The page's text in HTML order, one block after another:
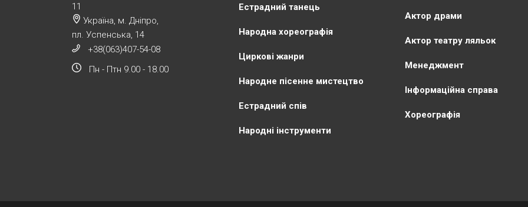
11
Україна, м. Дніпро,
пл. Успенська, 14
+38(063)407-54-08
Пн - Птн 9.00 - 18.00
Естрадний танець
Народна хореографія
Циркові жанри
Народне пісенне мистецтво
Естрадний спів
Народні інструменти
Актор драми
Актор театру ляльок
Менеджмент
Інформаційна справа
Хореографія